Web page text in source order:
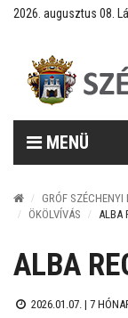
2026. augusztus 08.
MENÜ
GRÓF SZÉCHENYI
ÖKÖLVÍVÁS
ALBA
ALBA
2026.01.07. | 7